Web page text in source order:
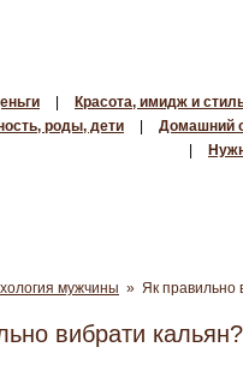
Красота, имидж и
роды, дети Домашний
мужчины » Як правильно
вибрати кальян?